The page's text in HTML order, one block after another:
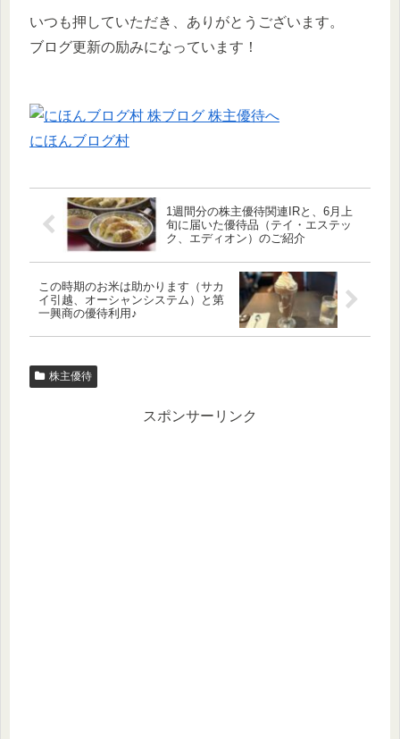
いつも押していただき、ありがとうございます。
ブログ更新の励みになっています！
にほんブログ村
1週間分の株主優待関連IRと、6月上
旬に届いた優待品（テイ・エステッ
ク、エディオン）のご紹介
この時期のお米は助かります（サカ
イ引越、オーシャンシステム）と第
一興商の優待利用♪
株主優待
スポンサーリンク